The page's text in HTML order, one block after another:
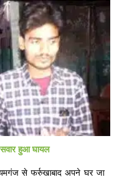
हुआ घायल
से फर्रुखाबाद अपने घर जा